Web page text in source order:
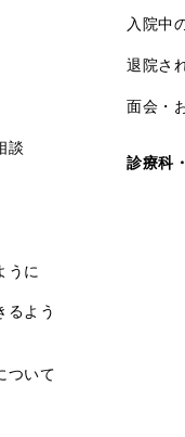
談
うに
るよう
ついて
入院中
退院さ
面会・
診療科